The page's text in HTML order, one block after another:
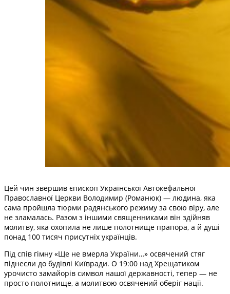
Цей чин звершив єпископ Української Автокефальної
Православної Церкви Володимир (Романюк) — людина, яка
сама пройшла тюрми радянського режиму за свою віру, але
не зламалась. Разом з іншими священниками він здійняв
молитву, яка охопила не лише полотнище прапора, а й душі
понад 100 тисяч присутніх українців.
Під спів гімну «Ще не вмерла України…» освячений стяг
піднесли до будівлі Київради. О 19:00 над Хрещатиком
урочисто замайорів символ нашої державності, тепер — не
просто полотнище, а молитвою освячений оберіг нації.